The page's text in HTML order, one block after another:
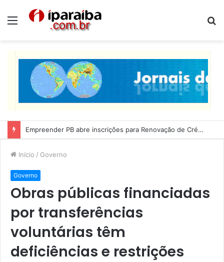
Menu
Lucas Ribeiro inspeciona obras da última etapa do Centro de Convenções
Início / Governo
Governo
Obras públicas financiadas
por transferências
voluntárias têm
deficiências e restrições